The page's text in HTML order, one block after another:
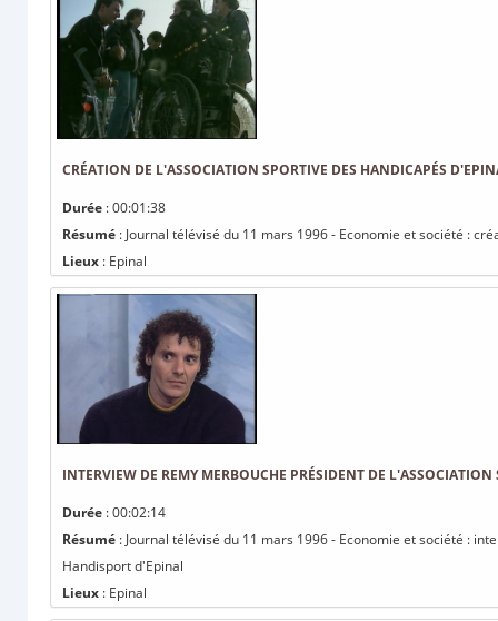
CRÉATION DE L'ASSOCIATION SPORTIVE DES HANDICAPÉS
Durée : 00:01:38
Résumé : Journal télévisé du 11 mars 1996 - Economie et société :
Lieux : Epinal
INTERVIEW DE REMY MERBOUCHE PRÉSIDENT DE
Durée : 00:02:14
Résumé : Journal télévisé du 11 mars 1996 - Economie et société :
Handisport d'Epinal
Lieux : Epinal